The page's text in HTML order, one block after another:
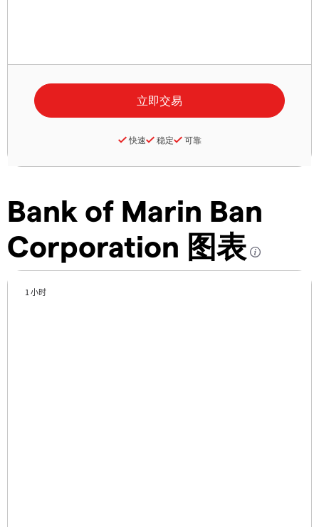
Bank of Marin Ban
Corporation 图表
1 小时
快速 稳定 可靠